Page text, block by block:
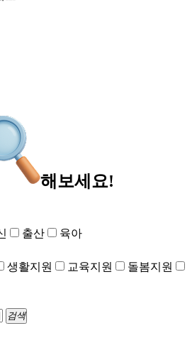
해보세요!
출산 육아
생활지원 교육지원
돌봄지원
검색